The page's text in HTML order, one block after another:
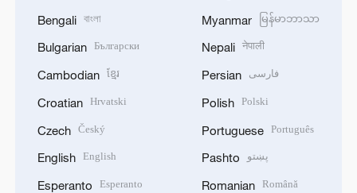
Bengali বাংলা
Bulgarian Български
Cambodian ខ្មែរ
Croatian Hrvatski
Czech Český
English English
Esperanto Esperanto
Myanmar မြန်မာဘာသာ
Nepali नेपाली
Persian فارسی
Polish Polski
Portuguese Português
Pashto پښتو
Romanian Română